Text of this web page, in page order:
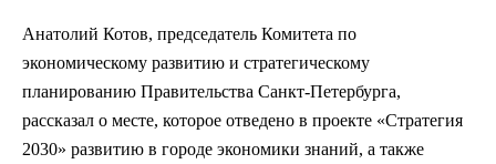
Анатолий Котов, председатель Комитета по
экономическому развитию и стратегическому
планированию Правительства Санкт-Петербурга,
рассказал о месте, которое отведено в проекте «Стратегия
2030» развитию в городе экономики знаний, а также